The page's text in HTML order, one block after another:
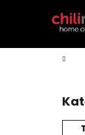
í
Späť
do
Späť
do